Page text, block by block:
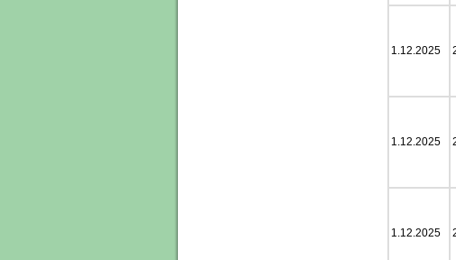
1.12.2025
1.12.2025
1.12.2025